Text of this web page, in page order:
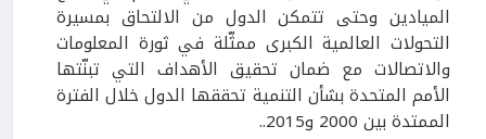
الميادين وحتى تتمكن الدول من الالتحاق بمسيرة
التحولات العالمية الكبرى ممثّلة في ثورة المعلومات
والاتصالات‏ مع ضمان تحقيق الأهداف التي تبنّتها
الأمم المتحدة بشأن التنمية تحققها الدول خلال الفترة
الممتدة بين 2000 و2015..